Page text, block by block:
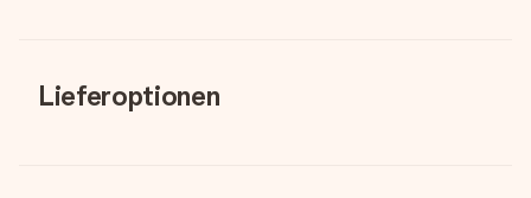
Lieferoptionen